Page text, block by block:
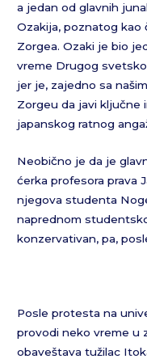
a jedan od glavnih
Ozakija, poznatog kao
Zorgea. Ozaki je bio
vreme Drugog
jer je, zajedno sa
Zorgeu da javi ključne
japanskog ratnog
Neobično je da je
ćerka profesora prava
njegova studenta
naprednom
konzervativan, pa,
Posle protesta na
provodi neko vreme u
obaveštava tužilac